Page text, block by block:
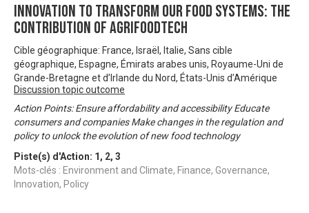
Innovation to Transform our Food Systems: The
Contribution of AgriFoodTech
Cible géographique: France, Israël, Italie, Sans cible
géographique, Espagne, Émirats arabes unis, Royaume-Uni de
Grande-Bretagne et d’Irlande du Nord, États-Unis d’Amérique
Discussion topic outcome
Action Points: Ensure affordability and accessibility Educate
consumers and companies Make changes in the regulation and
policy to unlock the evolution of new food technology
Piste(s) d'Action: 1 , 2, 3
Mots-clés : Environment and Climate, Finance, Governance,
Innovation, Policy